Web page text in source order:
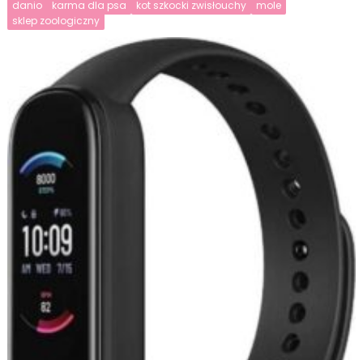
danio karma dla psa kot szkocki zwisłouchy
mole
sklep zoologiczny